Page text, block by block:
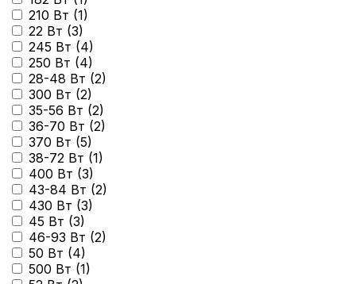
210 Вт (1)
22 Вт (3)
245 Вт (4)
250 Вт (4)
28-48 Вт (2)
300 Вт (2)
35-56 Вт (2)
36-70 Вт (2)
370 Вт (5)
38-72 Вт (1)
400 Вт (3)
43-84 Вт (2)
430 Вт (3)
45 Вт (3)
46-93 Вт (2)
50 Вт (4)
500 Вт (1)